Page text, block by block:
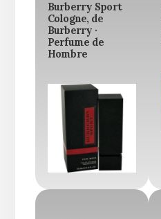
Burberry Sport
Cologne, de
Burberry ·
Perfume de
Hombre